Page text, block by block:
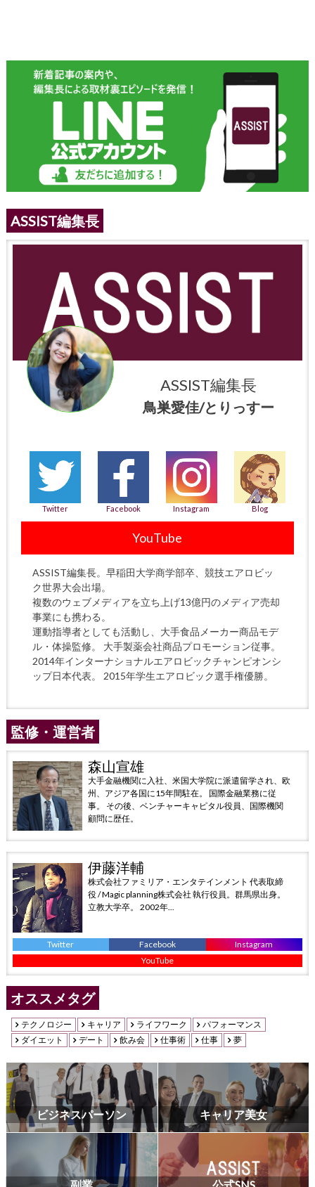
ASSIST編集長
ASSIST編集長
鳥巣愛佳/とりっすー
Twitter Facebook Instagram Blog
YouTube
ASSIST編集長。早稲田大学商学部卒、競技エアロビッ
ク世界大会出場。
複数のウェブメディアを立ち上げ13億円のメディア売却
事業にも携わる。
運動指導者としても活動し、大手食品メーカー商品モデ
ル・体操監修。 大手製薬会社商品プロモーション従事。
2014年インターナショナルエアロビックチャンピオンシ
ップ日本代表。 2015年学生エアロビック選手権優勝。
監修・運営者
森山宣雄
大手金融機関に入社、米国大学院に派遣留学され、欧
州、アジア各国に15年間駐在。 国際金融業務に従
事。 その後、ベンチャーキャピタル役員、国際機関
顧問に歴任。
伊藤洋輔
株式会社ファミリア・エンタテインメント 代表取締
役 / Magic planning株式会社 執行役員。群馬県出身。
立教大学卒。 2002年...
Twitter Facebook
Instagram
YouTube
オススメタグ
テクノロジー キャリア ライフワーク
パフォーマンス
ダイエット
デート 飲み会 仕事術 仕事 夢
ビジネスパーソン キャリア美女